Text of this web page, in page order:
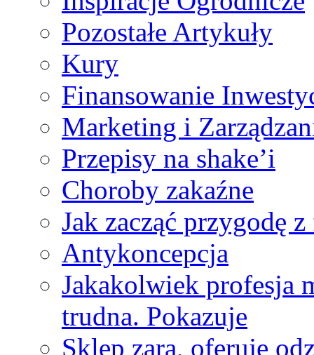
Pozostałe Artykuły
Kury
Finansowanie
Marketing i
Przepisy na shake’i
Choroby zakaźne
Jak zacząć przygodę
Antykoncepcja
Jakakolwiek profesja
trudna. Pokazuje
Sklep zara, oferuje